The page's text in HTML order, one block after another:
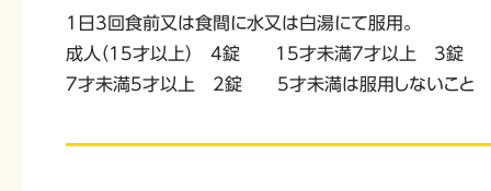
1日3回食前又は食間に水又は白湯にて服用。
成人（15才以上） 4錠 15才未満7才以上 3錠
7才未満5才以上 2錠 5才未満は服用しないこと